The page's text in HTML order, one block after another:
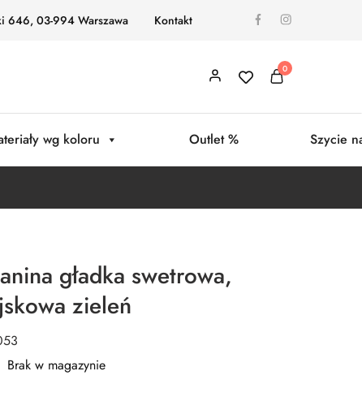
646, 03-994 Warszawa Kontakt
0
wg koloru Outlet % Szycie
gładka swetrowa,
zieleń
Brak w magazynie